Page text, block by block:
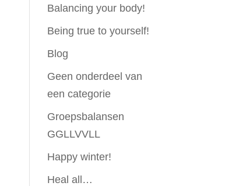
Balancing your body!
Being true to yourself!
Blog
Geen onderdeel van
een categorie
Groepsbalansen
GGLLVVLL
Happy winter!
Heal all…